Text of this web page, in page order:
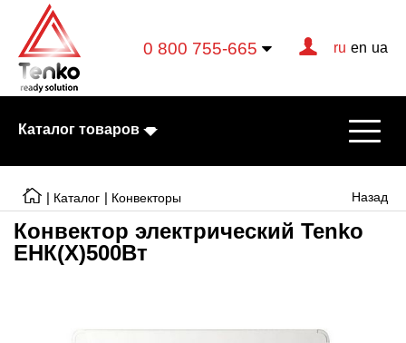
0 800 755-665 ru en ua
Каталог товаров
Электрические котлы
Конвекторы
Назад
| Каталог | Конвекторы
Конвектор электрический Tenko
ЕНК(Х)500Вт